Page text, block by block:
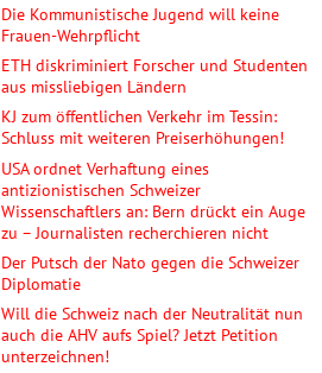
Die Kommunistische Jugend will keine
Frauen-Wehrpflicht
ETH diskriminiert Forscher und Studenten
aus missliebigen Ländern
KJ zum öffentlichen Verkehr im Tessin:
Schluss mit weiteren Preiserhöhungen!
USA ordnet Verhaftung eines
antizionistischen Schweizer
Wissenschaftlers an: Bern drückt ein Auge
zu – Journalisten recherchieren nicht
Der Putsch der Nato gegen die Schweizer
Diplomatie
Will die Schweiz nach der Neutralität nun
auch die AHV aufs Spiel? Jetzt Petition
unterzeichnen!